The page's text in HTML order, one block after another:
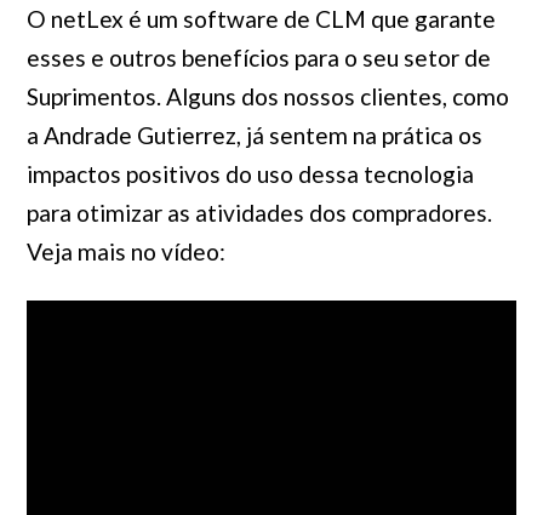
O netLex é um software de CLM que garante
esses e outros benefícios para o seu setor de
Suprimentos. Alguns dos nossos clientes, como
a Andrade Gutierrez, já sentem na prática os
impactos positivos do uso dessa tecnologia
para otimizar as atividades dos compradores.
Veja mais no vídeo: